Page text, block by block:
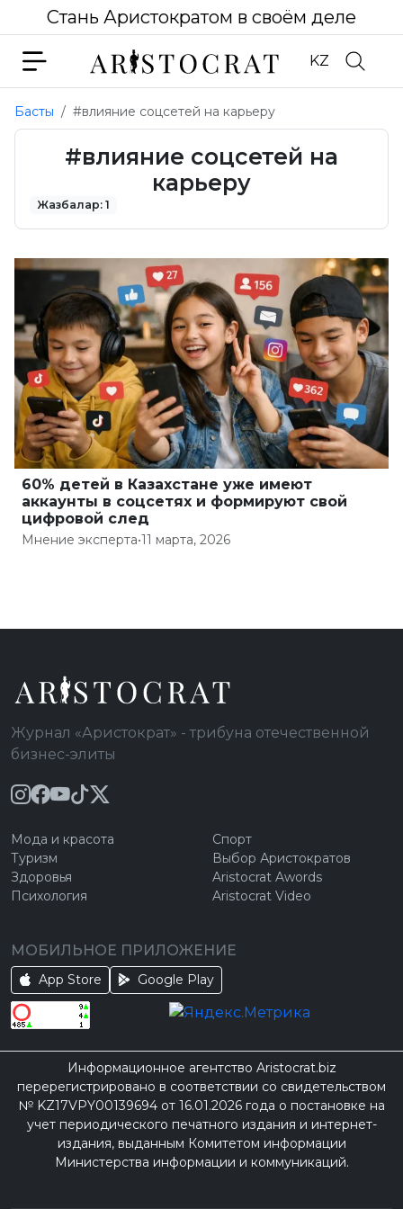
Стань Аристократом в своём деле
KZ
Басты #влияние соцсетей на карьеру
#влияние соцсетей на
карьеру
Жазбалар: 1
60% детей в Казахстане уже имеют
аккаунты в соцсетях и формируют свой
цифровой след
Мнение эксперта•11 марта, 2026
Журнал «Аристократ» - трибуна отечественной
бизнес-элиты
Мода и красота
Туризм
Здоровья
Психология
Спорт
Выбор Аристократов
Aristocrat Awords
Aristocrat Video
МОБИЛЬНОЕ ПРИЛОЖЕНИЕ
App Store Google Play
Информационное агентство Aristocrat.biz
перерегистрировано в соответствии со свидетельством
№ KZ17VPY00139694 от 16.01.2026 года о постановке на
учет периодического печатного издания и интернет-
издания, выданным Комитетом информации
Министерства информации и коммуникаций.